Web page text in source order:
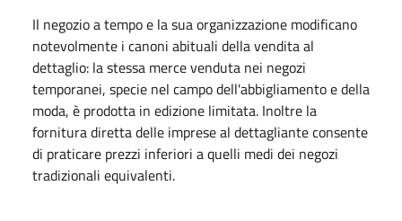
Il negozio a tempo e la sua organizzazione modificano
notevolmente i canoni abituali della vendita al
dettaglio: la stessa merce venduta nei negozi
temporanei, specie nel campo dell'abbigliamento e della
moda, è prodotta in edizione limitata. Inoltre la
fornitura diretta delle imprese al dettagliante consente
di praticare prezzi inferiori a quelli medi dei negozi
tradizionali equivalenti.